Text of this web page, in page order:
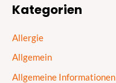
Kategorien
Allergie
Allgemein
Allgemeine Informationen